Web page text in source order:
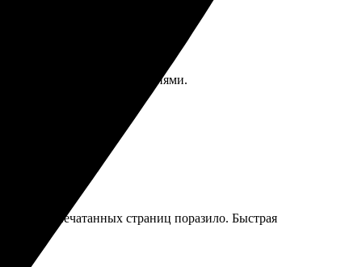
с яркими изображениями.
напечатанных страниц поразило. Быстрая